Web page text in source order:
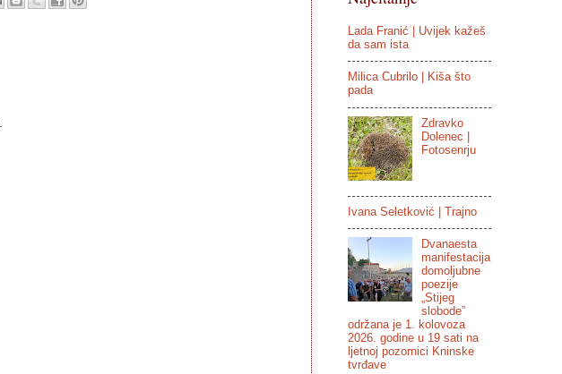
Lada Franić | Uvijek kažeš
da sam ista
Milica Cubrilo | Kiša što
pada
Zdravko
Dolenec |
Fotosenrju
Ivana Seletković | Trajno
Dvanaesta
manifestacija
domoljubne
poezije
„Stijeg
slobode”
održana je 1. kolovoza
2026. godine u 19 sati na
ljetnoj pozornici Kninske
tvrđave